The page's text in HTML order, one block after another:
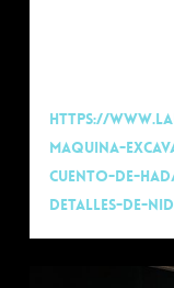
https://
maquina-
cuento-de-
detalles-de-